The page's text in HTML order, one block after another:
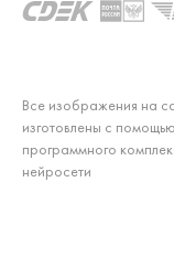
Все изображения на
изготовлены с помощью
программного
нейросети